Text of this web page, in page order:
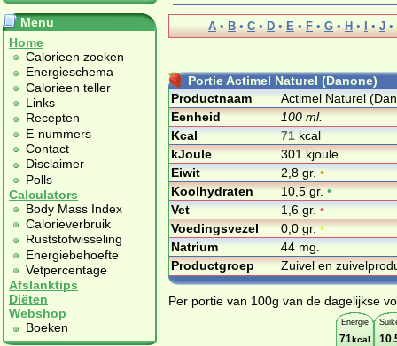
Menu
Home
Calorieen zoeken
Energieschema
Calorieen teller
Links
Recepten
E-nummers
Contact
Disclaimer
Polls
Calculators
Body Mass Index
Calorieverbruik
Ruststofwisseling
Energiebehoefte
Vetpercentage
Afslanktips
Diëten
Webshop
Boeken
A • B • C • D • E • F • G • H • I • J •
Portie Actimel Naturel (Danone)
Productnaam
Actimel Naturel
Eenheid
100 ml.
Kcal
71 kcal
kJoule
301 kjoule
Eiwit
2,8 gr. •
Koolhydraten
10,5 gr.•
Vet
1,6 gr. •
Voedingsvezel
0,0 gr.•
Natrium
44 mg.
Productgroep
Zuivel en
Per portie van 100g van de dagelijkse
Energie
71kcal